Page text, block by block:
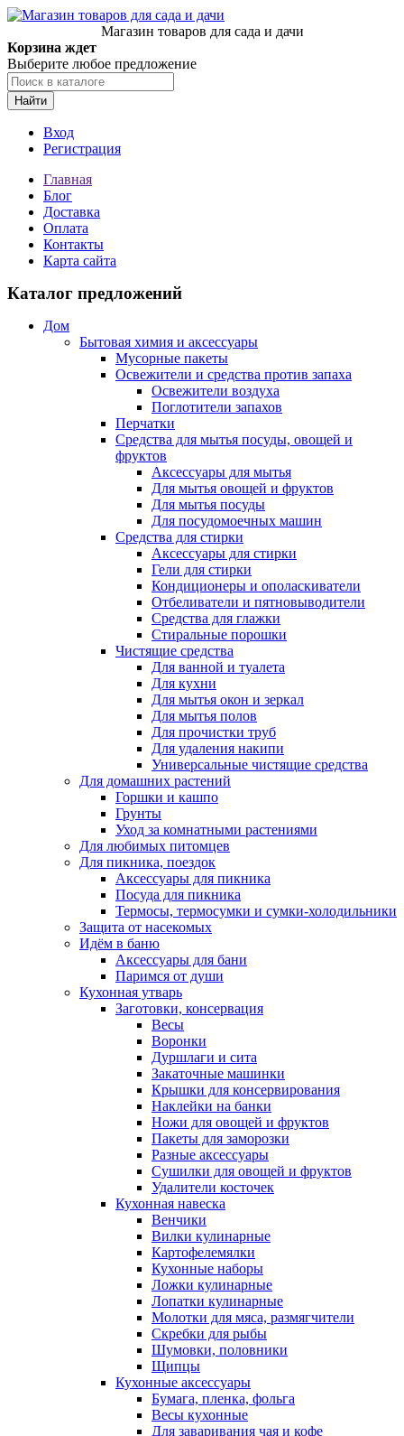
Магазин товаров для сада и дачи
Корзина ждет
Выберите любое предложение
Найти
Вход
Регистрация
Главная
Блог
Доставка
Оплата
Контакты
Карта сайта
Каталог предложений
Дом
Бытовая химия и аксессуары
Мусорные пакеты
Освежители и средства против запаха
Освежители воздуха
Поглотители запахов
Перчатки
Средства для мытья посуды, овощей и
фруктов
Аксессуары для мытья
Для мытья овощей и фруктов
Для мытья посуды
Для посудомоечных машин
Средства для стирки
Аксессуары для стирки
Гели для стирки
Кондиционеры и ополаскиватели
Отбеливатели и пятновыводители
Средства для глажки
Стиральные порошки
Чистящие средства
Для ванной и туалета
Для кухни
Для мытья окон и зеркал
Для мытья полов
Для прочистки труб
Для удаления накипи
Универсальные чистящие средства
Для домашних растений
Горшки и кашпо
Грунты
Уход за комнатными растениями
Для любимых питомцев
Для пикника, поездок
Аксессуары для пикника
Посуда для пикника
Термосы, термосумки и сумки-холодильники
Защита от насекомых
Идём в баню
Аксессуары для бани
Паримся от души
Кухонная утварь
Заготовки, консервация
Весы
Воронки
Дуршлаги и сита
Закаточные машинки
Крышки для консервирования
Наклейки на банки
Ножи для овощей и фруктов
Пакеты для заморозки
Разные аксессуары
Сушилки для овощей и фруктов
Удалители косточек
Кухонная навеска
Венчики
Вилки кулинарные
Картофелемялки
Кухонные наборы
Ложки кулинарные
Лопатки кулинарные
Молотки для мяса, размягчители
Скребки для рыбы
Шумовки, половники
Щипцы
Кухонные аксессуары
Бумага, пленка, фольга
Весы кухонные
Для заваривания чая и кофе